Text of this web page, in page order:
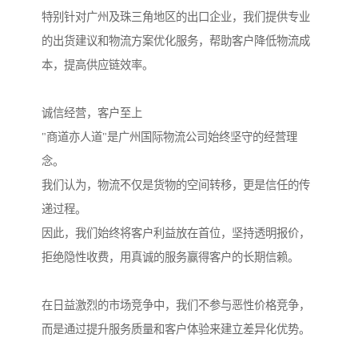
特别针对广州及珠三角地区的出口企业，我们提供专业
的出货建议和物流方案优化服务，帮助客户降低物流成
本，提高供应链效率。
诚信经营，客户至上
"商道亦人道"是广州国际物流公司始终坚守的经营理
念。
我们认为，物流不仅是货物的空间转移，更是信任的传
递过程。
因此，我们始终将客户利益放在首位，坚持透明报价，
拒绝隐性收费，用真诚的服务赢得客户的长期信赖。
在日益激烈的市场竞争中，我们不参与恶性价格竞争，
而是通过提升服务质量和客户体验来建立差异化优势。